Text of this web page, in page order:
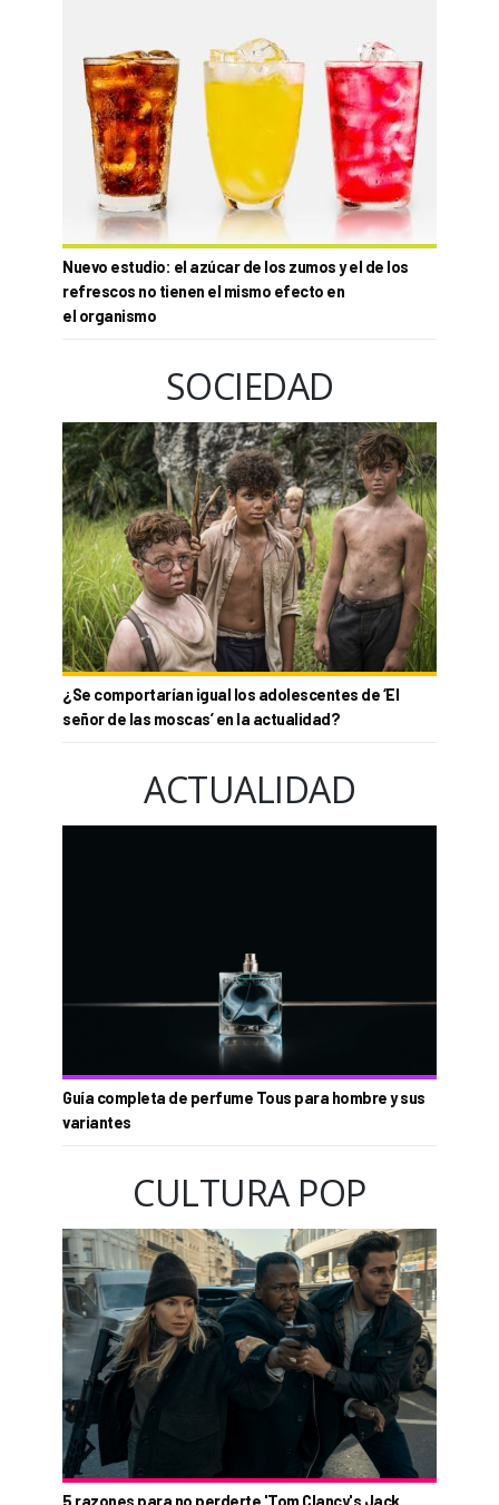
Nuevo estudio: el azúcar de los zumos y el de los
refrescos no tienen el mismo efecto en
el organismo
SOCIEDAD
¿Se comportarían igual los adolescentes de ‘El
señor de las moscas’ en la actualidad?
ACTUALIDAD
Guía completa de perfume Tous para hombre y sus
variantes
CULTURA POP
5 razones para no perderte 'Tom Clancy's Jack